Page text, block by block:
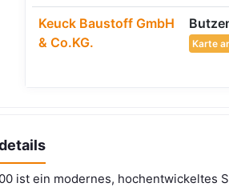
Keuck Baustoff GmbH
& Co.KG.
Karte
ist ein modernes, hochentwickeltes